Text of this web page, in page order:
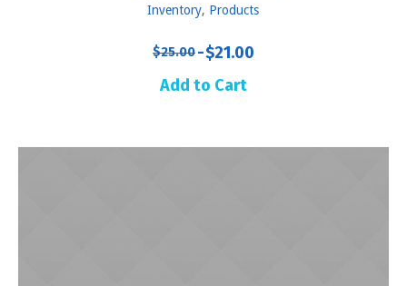
Inventory, Products
$25.00 $21.00
Add to Cart